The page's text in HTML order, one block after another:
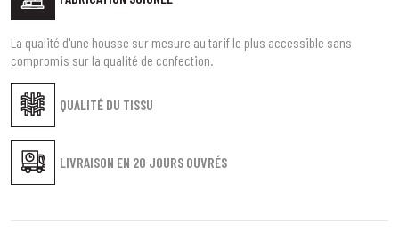
1SÉLECTIONNEZ LE TYPE DE VOTRE VÉHICULE
Tous les types
QUALITÉ DU TISSU
LIVRAISON EN 20 JOURS OUVRÉS
La qualité d'une housse sur mesure au tarif le plus accessible sans
compromis sur la qualité de confection.